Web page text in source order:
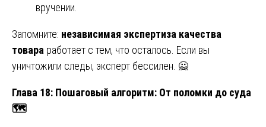
вручении.
Запомните: независимая экспертиза качества
товара работает с тем, что осталось. Если вы
уничтожили следы, эксперт бессилен. 🙅
Глава 18: Пошаговый алгоритм: От поломки до суда
🗺